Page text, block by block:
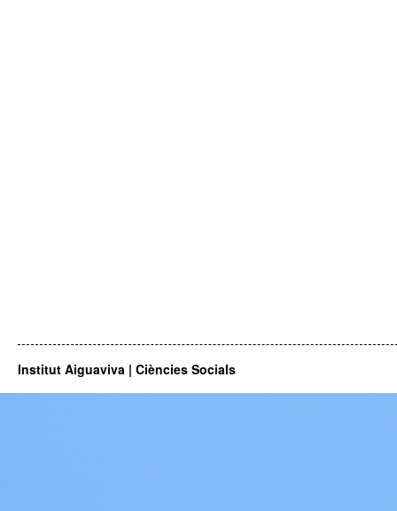
Institut Aiguaviva | Ciències Socials